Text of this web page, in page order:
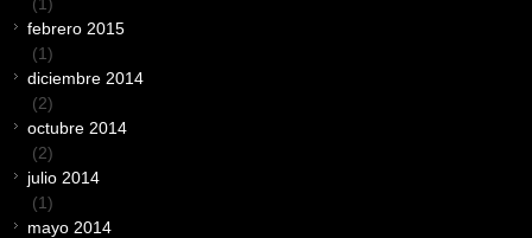
febrero 2015
(1)
diciembre 2014
(2)
octubre 2014
(2)
julio 2014
(1)
mayo 2014